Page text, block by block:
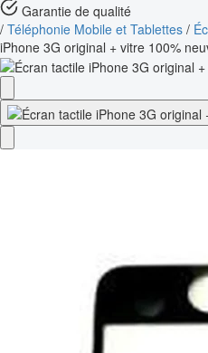
Garantie de qualité
/ Téléphonie Mobile et Tablettes /
iPhone 3G original + vitre 100%